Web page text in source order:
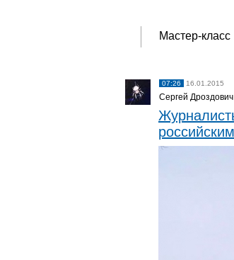
Мастер-класс
07:26 16.01.2015
Сергей